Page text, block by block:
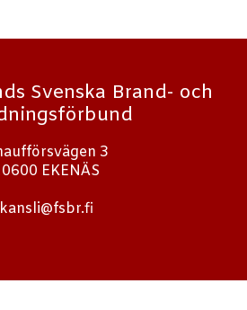
Svenska Brand- och
3
EKENÄS
kansli@fsbr.fi